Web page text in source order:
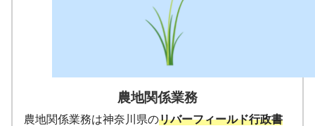
農地関係業務
農地関係業務は神奈川県のリバーフィールド行政書